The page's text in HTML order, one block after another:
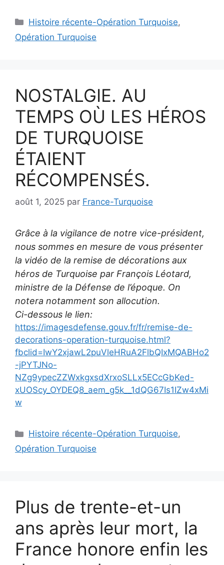
Catégories
Histoire récente-Opération Turquoise,
Opération Turquoise
NOSTALGIE. AU
TEMPS OÙ LES HÉROS
DE TURQUOISE
ÉTAIENT
RÉCOMPENSÉS.
août 1, 2025 par France-Turquoise
Grâce à la vigilance de notre vice-président,
nous sommes en mesure de vous présenter
la vidéo de la remise de décorations aux
héros de Turquoise par François Léotard,
ministre de la Défense de l’époque. On
notera notamment son allocution.
Ci-dessous le lien:
https://imagesdefense.gouv.fr/fr/remise-de-
decorations-operation-turquoise.html?
fbclid=IwY2xjawL2puVleHRuA2FlbQIxMQABHo2
-jPYTJNo-
NZg9ypecZZWxkgxsdXrxoSLLx5ECcGbKed-
xUOScy_OYDEQ8_aem_g5k__1dQG67Is1IZw4xMi
w
Catégories
Histoire récente-Opération Turquoise,
Opération Turquoise
Plus de trente-et-un
ans après leur mort, la
France honore enfin les